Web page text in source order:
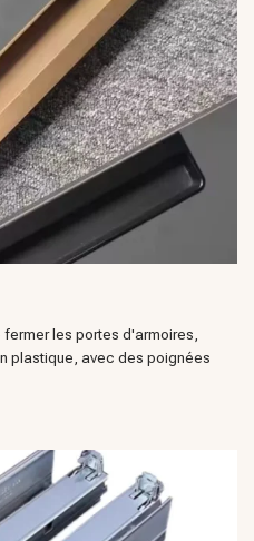
les portes d'armoires,
plastique, avec des poignées